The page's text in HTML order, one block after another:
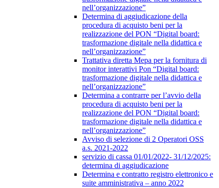
nell’organizzazione”
Determina di aggiudicazione della
procedura di acquisto beni per la
realizzazione del PON “Digital board:
trasformazione digitale nella didattica e
nell’organizzazione”
Trattativa diretta Mepa per la fornitura di
monitor interattivi Pon “Digital board:
trasformazione digitale nella didattica e
nell’organizzazione”
Determina a contrarre per l’avvio della
procedura di acquisto beni per la
realizzazione del PON “Digital board:
trasformazione digitale nella didattica e
nell’organizzazione”
Avviso di selezione di 2 Operatori OSS
a.s. 2021-2022
servizio di cassa 01/01/2022- 31/12/2025:
determina di aggiudicazione
Determina e contratto registro elettronico e
suite amministrativa – anno 2022